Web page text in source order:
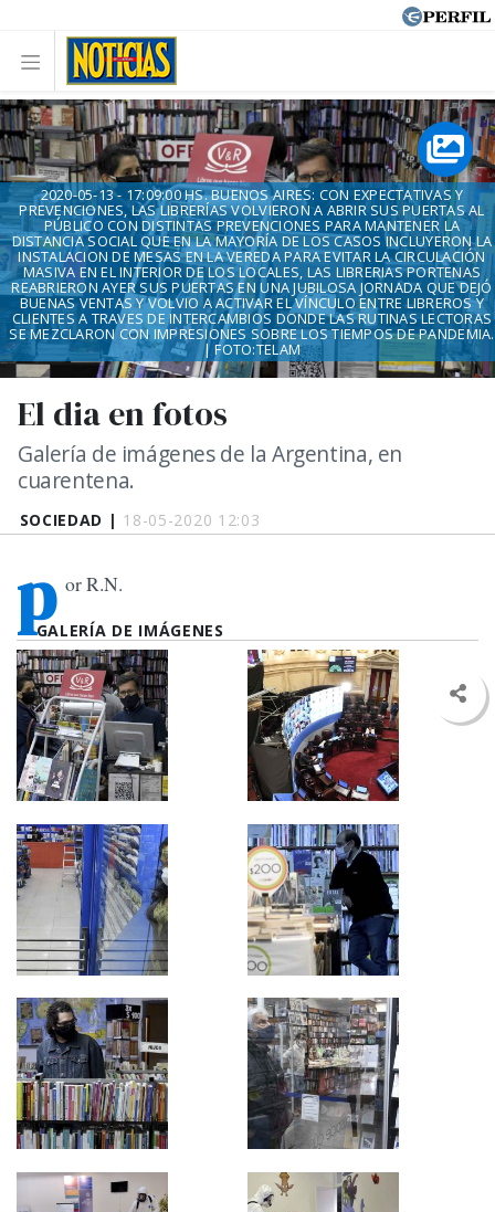
SOCIEDAD | 18-05-2020 12:03
El dia en fotos
Galería de imágenes de la Argentina, en
cuarentena.
2020-05-13 - 17:09:00 HS. BUENOS AIRES: CON EXPECTATIVAS Y
PREVENCIONES, LAS LIBRERÍAS VOLVIERON A ABRIR SUS PUERTAS AL
PÚBLICO CON DISTINTAS PREVENCIONES PARA MANTENER LA
DISTANCIA SOCIAL QUE EN LA MAYORÍA DE LOS CASOS INCLUYERON LA
INSTALACION DE MESAS EN LA VEREDA PARA EVITAR LA CIRCULACIÓN
MASIVA EN EL INTERIOR DE LOS LOCALES, LAS LIBRERIAS PORTENAS
REABRIERON AYER SUS PUERTAS EN UNA JUBILOSA JORNADA QUE DEJÓ
BUENAS VENTAS Y VOLVIO A ACTIVAR EL VÍNCULO ENTRE LIBREROS Y
CLIENTES A TRAVES DE INTERCAMBIOS DONDE LAS RUTINAS LECTORAS
SE MEZCLARON CON IMPRESIONES SOBRE LOS TIEMPOS DE PANDEMIA.
| FOTO:TELAM
p or R.N.
GALERÍA DE IMÁGENES